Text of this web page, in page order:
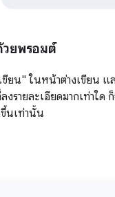
วยพรอมต์
ยน" ในหน้าต่างเขียน แ
ายละเอียดมากเท่าใด
นเท่านั้น